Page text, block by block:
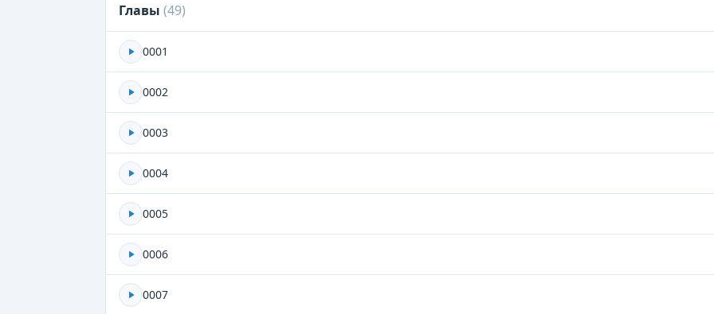
Главы (49)
0001
0002
0003
0004
0005
0006
0007